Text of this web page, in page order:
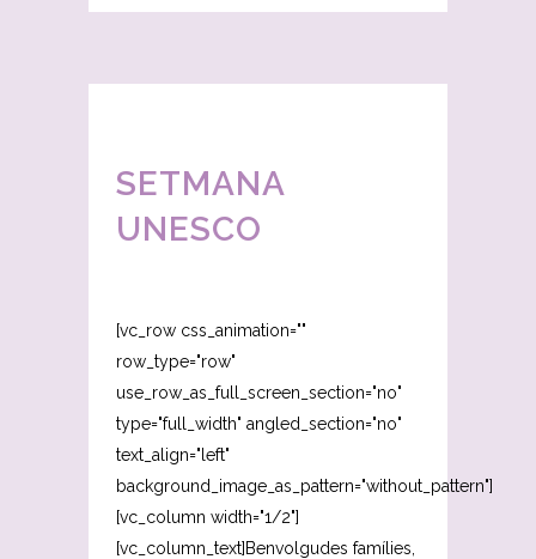
SETMANA
UNESCO
[vc_row css_animation=""
row_type="row"
use_row_as_full_screen_section="no"
type="full_width" angled_section="no"
text_align="left"
background_image_as_pattern="without_pattern"]
[vc_column width="1/2"]
[vc_column_text]Benvolgudes famílies,